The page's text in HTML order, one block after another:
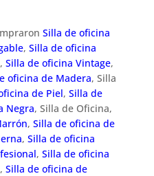
Silla de oficina
, Silla de oficina
, Silla de oficina Vintage,
oficina de Madera, Silla
de Piel, Silla de
Negra, Silla de Oficina,
, Silla de oficina de
, Silla de oficina
, Silla de oficina
, Silla de oficina de